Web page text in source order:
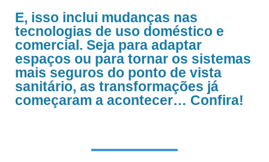
E, isso inclui mudanças nas
tecnologias de uso doméstico e
comercial. Seja para adaptar
espaços ou para tornar os sistemas
mais seguros do ponto de vista
sanitário, as transformações já
começaram a acontecer… Confira!